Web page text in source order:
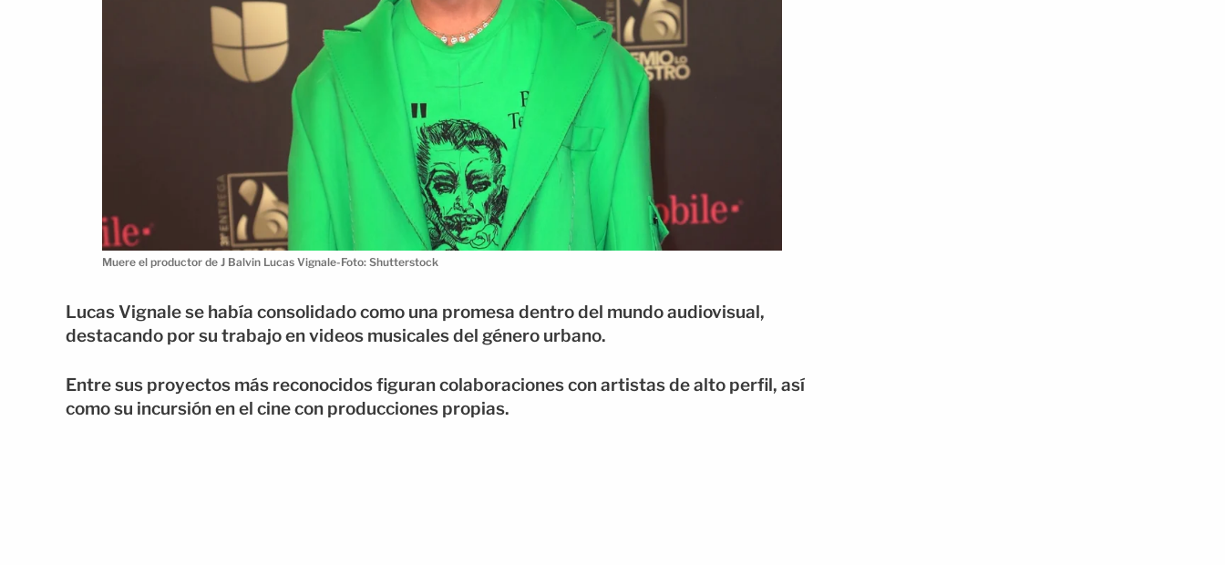
Muere el productor de J Balvin Lucas Vignale-Foto: Shutterstock
Lucas Vignale se había consolidado como una promesa dentro del mundo audiovisual,
destacando por su trabajo en videos musicales del género urbano.
Entre sus proyectos más reconocidos figuran colaboraciones con artistas de alto perfil, así
como su incursión en el cine con producciones propias.